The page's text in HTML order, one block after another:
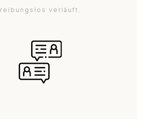
reibungslos verläuft.